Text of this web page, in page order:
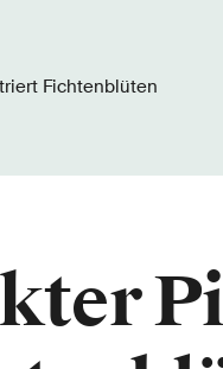
Fichtenblüten